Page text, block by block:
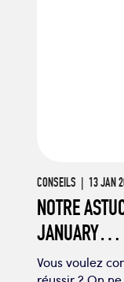
CONSEILS | 13 JAN
NOTRE
JANUARY…
Vous voulez